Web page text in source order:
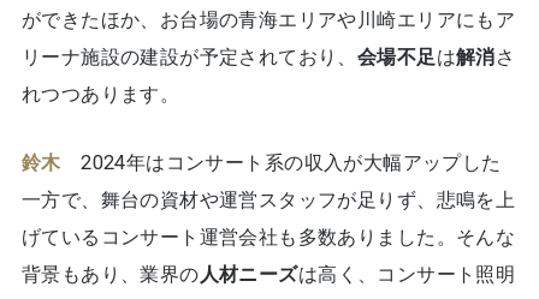
ができたほか、お台場の青海エリアや川崎エリアにもア
リーナ施設の建設が予定されており、 会場不足は解消さ
れつつあります。
鈴木 2024年はコンサート系の収入が大幅アップした
一方で、舞台の資材や運営スタッフが足りず、悲鳴を上
げているコンサート運営会社も多数ありました。そんな
背景もあり、業界の人材ニーズは高く、コンサート照明